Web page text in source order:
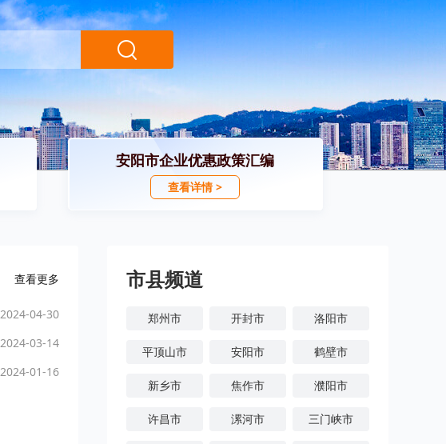
安阳市企业优惠政策汇编
查看详情 >
查看更多
2024-04-30
2024-03-14
2024-01-16
市县频道
郑州市 开封市 洛阳市
平顶山市 安阳市 鹤壁市
新乡市 焦作市 濮阳市
许昌市 漯河市 三门峡市